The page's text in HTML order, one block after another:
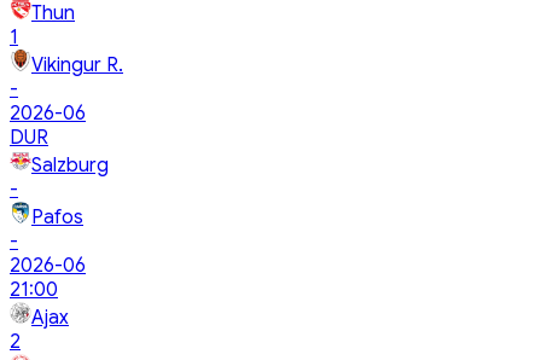
Thun
1
Vikingur R.
-
2026-06
DUR
Salzburg
-
Pafos
-
2026-06
21:00
Ajax
2